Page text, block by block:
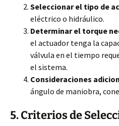
Seleccionar el tipo de
eléctrico o hidráulico.
Determinar el torque
el actuador tenga la
válvula en el tiempo
el sistema.
Consideraciones
ángulo de maniobra,
5. Criterios de